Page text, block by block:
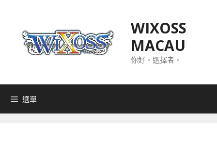
WIXOSS
MACAU
你好。選擇者。
選單